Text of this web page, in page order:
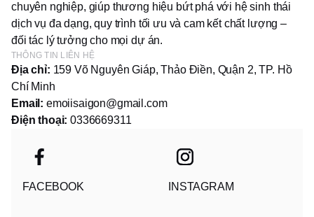
chuyên nghiệp, giúp thương hiệu bứt phá với hệ sinh thái
dịch vụ đa dạng, quy trình tối ưu và cam kết chất lượng –
đối tác lý tưởng cho mọi dự án.
THÔNG TIN LIÊN HỆ
Địa chỉ: 159 Võ Nguyên Giáp, Thảo Điền, Quận 2, TP. Hồ
Chí Minh
Email: emoiisaigon@gmail.com
Điện thoại: 0336669311
FACEBOOK INSTAGRAM